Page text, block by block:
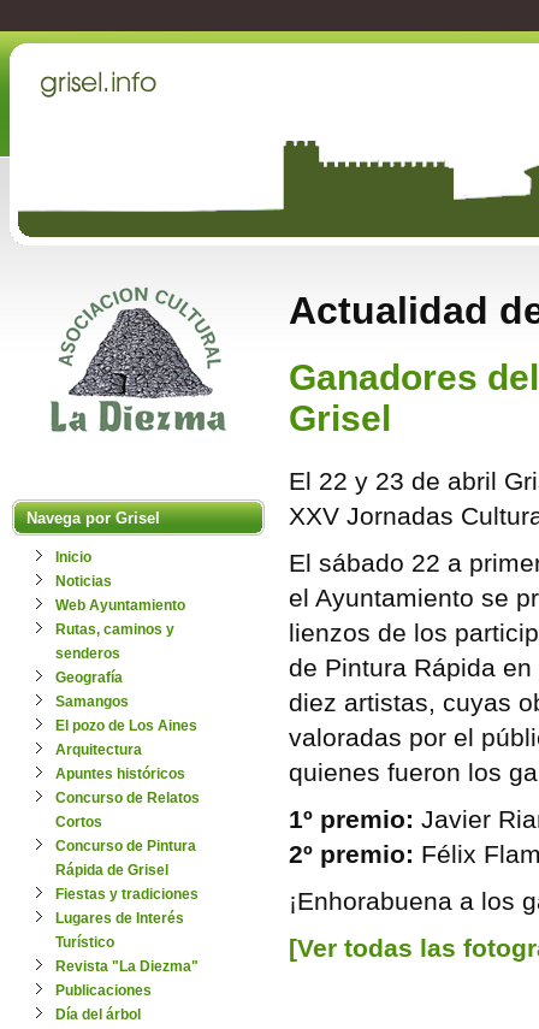
Navega por Grisel
Inicio
Noticias
Web Ayuntamiento
Rutas, caminos y
senderos
Geografía
Samangos
El pozo de Los Aines
Arquitectura
Apuntes históricos
Concurso de Relatos
Cortos
Concurso de Pintura
Rápida de Grisel
Fiestas y tradiciones
Lugares de Interés
Turístico
Revista "La Diezma"
Publicaciones
Día del árbol
Actualidad
Ganadores
Grisel
El 22 y 23 de abril
XXV Jornadas
El sábado 22 a
el Ayuntamiento se
lienzos de los
de Pintura Rápida
diez artistas, cuyas
valoradas por el
quienes fueron los
1º premio: Javier
2º premio: Félix
¡Enhorabuena a los
[Ver todas las